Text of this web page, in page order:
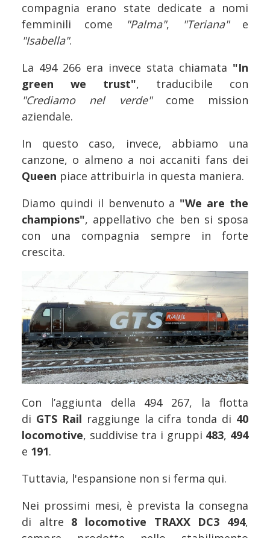
compagnia erano state dedicate a nomi
femminili come
"Palma", "Teriana"e
"Isabella".
La 494 266 era invece stata chiamata "In
green we trust", traducibile con
"Crediamo nel verde" come mission
aziendale.
In questo caso, invece, abbiamo una
canzone, o almeno a noi accaniti fans dei
Queen piace attribuirla in questa maniera.
Diamo quindi il benvenuto a "We are the
champions", appellativo che ben si sposa
con una compagnia sempre in forte
crescita.
Con l’aggiunta della 494 267, la flotta
di GTS Rail raggiunge la cifra tonda di 40
locomotive, suddivise tra i gruppi 483, 494
e 191.
Tuttavia, l'espansione non si ferma qui.
Nei prossimi mesi, è prevista la consegna
di altre 8 locomotive TRAXX DC3 494,